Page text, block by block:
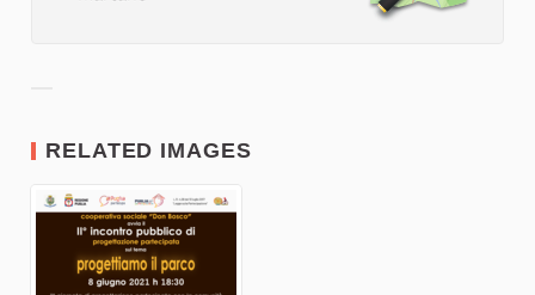
RELATED IMAGES